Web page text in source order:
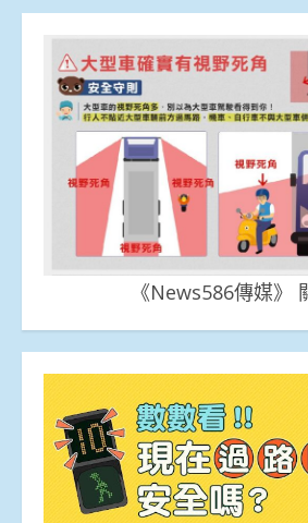
《News586傳媒》